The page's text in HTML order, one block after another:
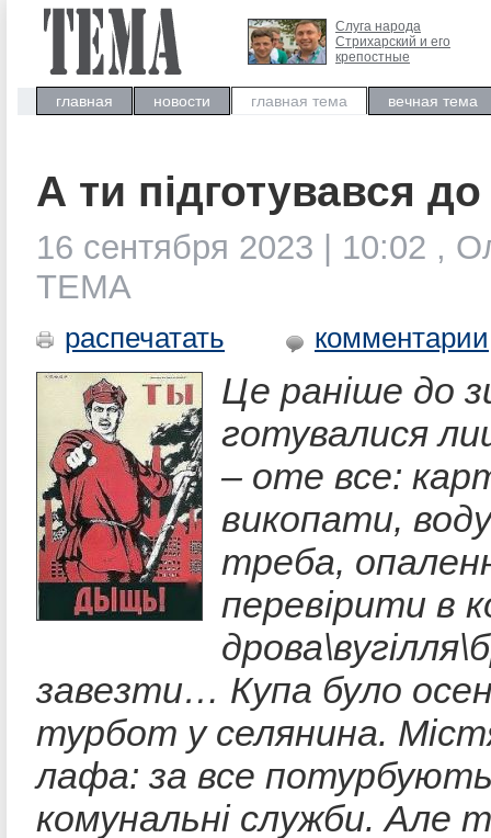
Слуга народа
Стрихарский и его
крепостные
главная новости главная тема вечная тема
А ти підготувався
16 сентября 2023 | 10:02 ,
ТЕМА
распечатать комментарии
Це раніше до
готувалися
– оте все:
викопати,
треба,
перевірити в
завезти… Купа було
турбот у селянина.
лафа: за все
комунальні служби. Але